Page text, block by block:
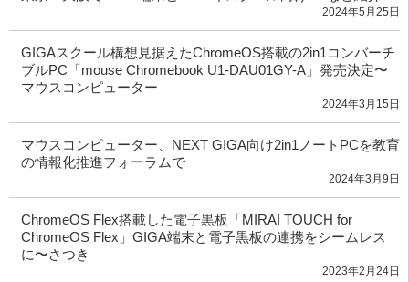
2024年5月25日
GIGAスクール構想⾒据えたChromeOS搭載の2in1コンバーチ
ブルPC「mouse Chromebook U1-DAU01GY-A」発売決定〜
マウスコンピューター
2024年3月15日
マウスコンピューター、NEXT GIGA向け2in1ノートPCを教育
の情報化推進フォーラムで
2024年3月9日
ChromeOS Flex搭載した電子黒板「MIRAI TOUCH for
ChromeOS Flex」GIGA端末と電子黒板の連携をシームレス
に〜さつき
2023年2月24日